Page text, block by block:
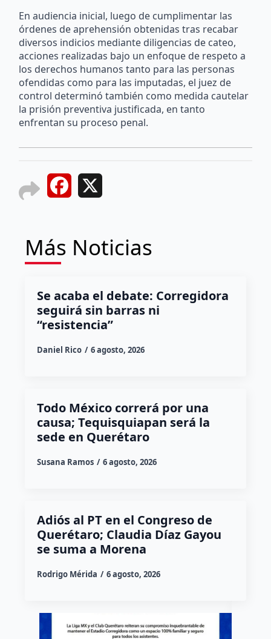
En audiencia inicial, luego de cumplimentar las
órdenes de aprehensión obtenidas tras recabar
diversos indicios mediante diligencias de cateo,
acciones realizadas bajo un enfoque de respeto a
los derechos humanos tanto para las personas
ofendidas como para las imputadas, el juez de
control determinó también como medida cautelar
la prisión preventiva justificada, en tanto
enfrentan su proceso penal.
Facebook
Más Noticias
Se acaba el debate: Corregidora
seguirá sin barras ni
“resistencia”
Daniel Rico 6 agosto, 2026
Todo México correrá por una
causa; Tequisquiapan será la
sede en Querétaro
Susana Ramos 6 agosto, 2026
Adiós al PT en el Congreso de
Querétaro; Claudia Díaz Gayou
se suma a Morena
Rodrigo Mérida 6 agosto, 2026